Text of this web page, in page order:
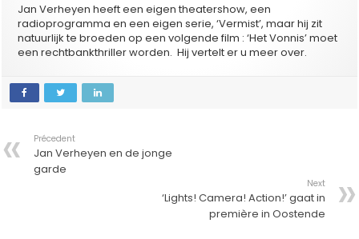
Jan Verheyen heeft een eigen theatershow, een
radioprogramma en een eigen serie, ‘Vermist’, maar hij zit
natuurlijk te broeden op een volgende film : ‘Het Vonnis’ moet
een rechtbankthriller worden. Hij vertelt er u meer over.
Précedent
Jan Verheyen en de jonge
garde
Next
‘Lights! Camera! Action!’ gaat in
première in Oostende